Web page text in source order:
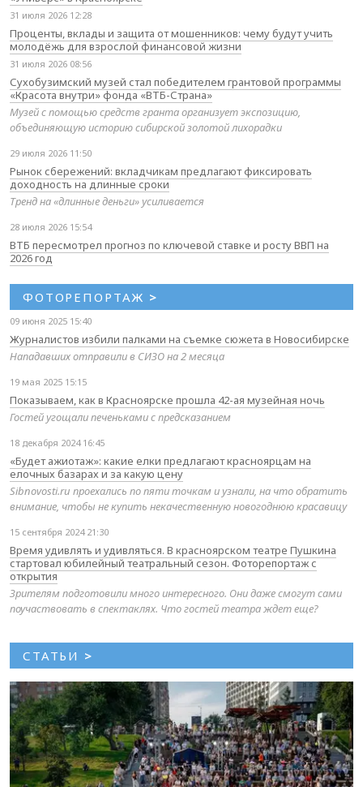
31 июля 2026 12:28
Проценты, вклады и защита от мошенников: чему будут учить
молодёжь для взрослой финансовой жизни
31 июля 2026 08:56
Сухобузимский музей стал победителем грантовой программы
«Красота внутри» фонда «ВТБ-Страна»
Музей с помощью средств гранта организует экспозицию,
объединяющую историю сибирской золотой лихорадки
29 июля 2026 11:50
Рынок сбережений: вкладчикам предлагают фиксировать
доходность на длинные сроки
Тренд на «длинные деньги» усиливается
28 июля 2026 15:54
ВТБ пересмотрел прогноз по ключевой ставке и росту ВВП на
2026 год
ФОТОРЕПОРТАЖ >
09 июня 2025 15:40
Журналистов избили палками на съемке сюжета в Новосибирске
Нападавших отправили в СИЗО на 2 месяца
19 мая 2025 15:15
Показываем, как в Красноярске прошла 42-ая музейная ночь
Гостей угощали печеньками с предсказанием
18 декабря 2024 16:45
«Будет ажиотаж»: какие елки предлагают красноярцам на
елочных базарах и за какую цену
Sibnovosti.ru проехались по пяти точкам и узнали, на что обратить
внимание, чтобы не купить некачественную новогоднюю красавицу
15 сентября 2024 21:30
Время удивлять и удивляться. В красноярском театре Пушкина
стартовал юбилейный театральный сезон. Фоторепортаж с
открытия
Зрителям подготовили много интересного. Они даже смогут сами
поучаствовать в спектаклях. Что гостей театра ждет еще?
СТАТЬИ >